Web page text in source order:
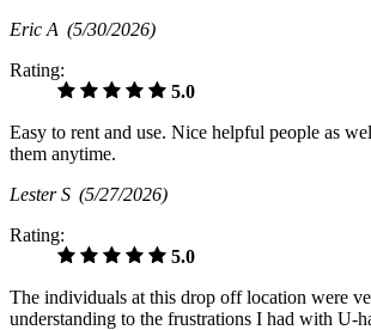
Eric A (5/30/2026)
Rating:
5.0
Easy to rent and use. Nice helpful people as
them anytime.
Lester S (5/27/2026)
Rating:
5.0
The individuals at this drop off location were
understanding to the frustrations I had with U-